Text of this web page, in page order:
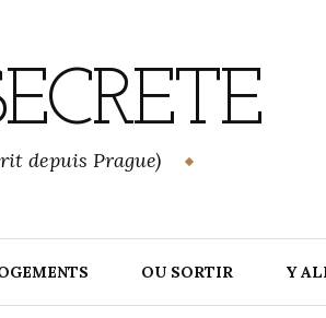
depuis Prague)
OU SORTIR Y